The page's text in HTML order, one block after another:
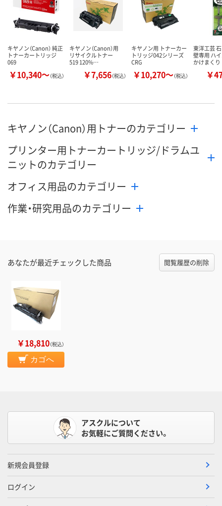
キヤノン（Canon） 純正
トナーカートリッジ
069
￥10,340～（税込）
キヤノン（Canon）用
リサイクルトナー
519 120%…
￥7,656（税込）
キヤノン用 トナーカー
トリッジ042シリーズ
CRG
￥10,270～（税込）
東洋工芸
壁専用 ハ
かけまく
￥
キヤノン（Canon）用トナーのカテゴリー
プリンター用トナーカートリッジ/ドラムユ
ニットのカテゴリー
オフィス用品のカテゴリー
作業・研究用品のカテゴリー
あなたが最近チェックした商品 閲覧履歴の削除
￥18,810（税込）
カゴへ
アスクルについて
お気軽にご質問ください。
新規会員登録
ログイン